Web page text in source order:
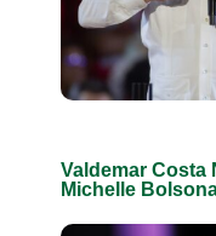
Valdemar Costa
Michelle